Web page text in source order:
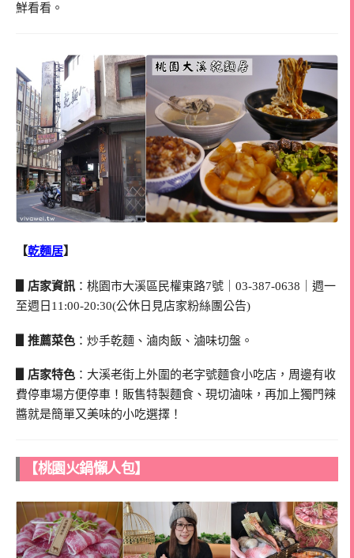
鮮看看。
【乾麵居】
▋店家資訊 ：桃園市大溪區民權東路7號｜03-387-0638｜週一
至週日11:00-20:30(公休日見店家粉絲團公告)
▋推薦菜色 ：炒手乾麵、滷肉飯、滷味切盤。
▋店家特色 ：大溪老街上外圍的老字號麵食小吃店，周邊有收
費停車場方便停車！販售特製麵食、現切滷味，再加上獨門辣
醬就是簡單又美味的小吃選擇！
【桃園火鍋懶人包】